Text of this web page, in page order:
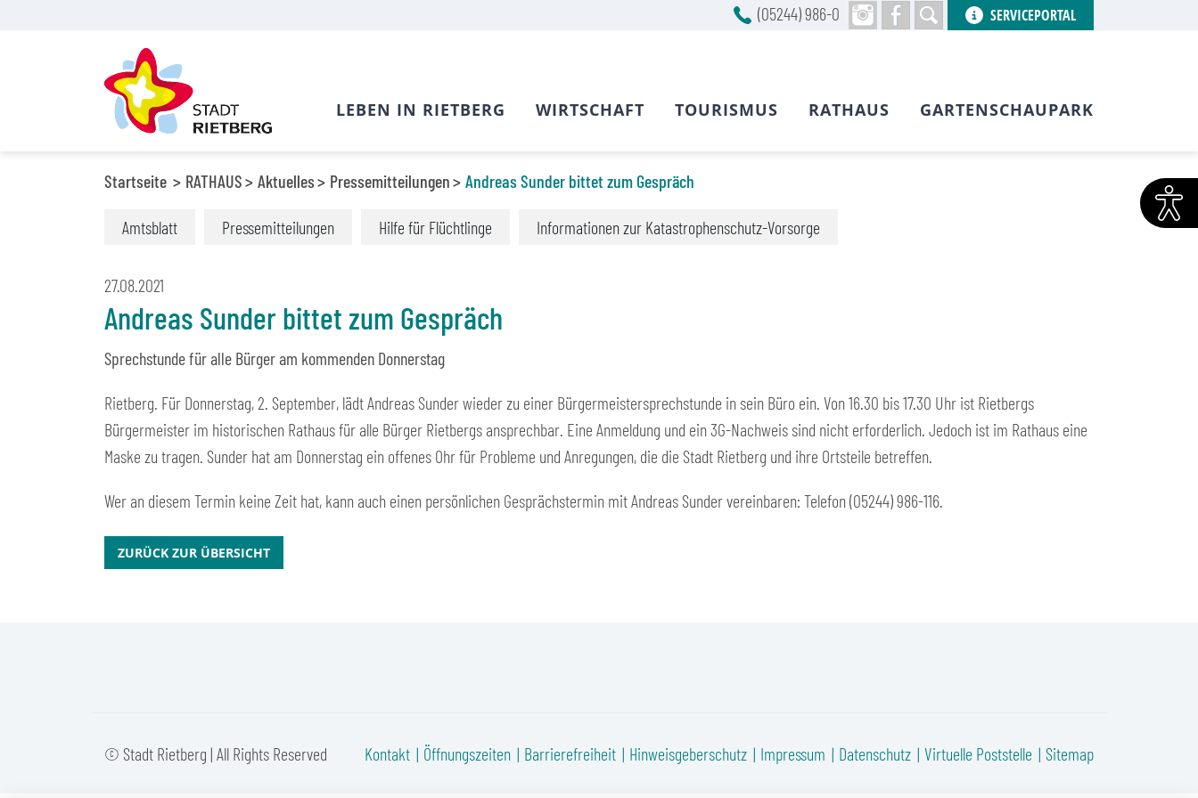
Startseite RATHAUS Aktuelles Pressemitteilungen Andreas Sunder bittet zum Gespräch
Amtsblatt Pressemitteilungen Hilfe für Flüchtlinge Informationen zur Katastrophenschutz-Vorsorge
27.08.2021
Andreas Sunder bittet zum Gespräch
Sprechstunde für alle Bürger am kommenden Donnerstag
Rietberg. Für Donnerstag, 2. September, lädt Andreas Sunder wieder zu einer Bürgermeistersprechstunde in sein Büro ein. Von 16.30 bis 17.30 Uhr ist Rietbergs
Bürgermeister im historischen Rathaus für alle Bürger Rietbergs ansprechbar. Eine Anmeldung und ein 3G-Nachweis sind nicht erforderlich. Jedoch ist im Rathaus eine
Maske zu tragen. Sunder hat am Donnerstag ein offenes Ohr für Probleme und Anregungen, die die Stadt Rietberg und ihre Ortsteile betreffen.
Wer an diesem Termin keine Zeit hat, kann auch einen persönlichen Gesprächstermin mit Andreas Sunder vereinbaren: Telefon (05244) 986-116.
ZURÜCK ZUR ÜBERSICHT
© Stadt Rietberg | All Rights Reserved Kontakt Öffnungszeiten Barrierefreiheit Hinweisgeberschutz Impressum Datenschutz Virtuelle Poststelle Sitemap
(05244) 986-0 SERVICEPORTAL
LEBEN IN RIETBERG WIRTSCHAFT TOURISMUS RATHAUS GARTENSCHAUPARK